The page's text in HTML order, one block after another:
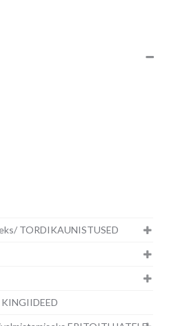
TORDIKAUNISTUSED